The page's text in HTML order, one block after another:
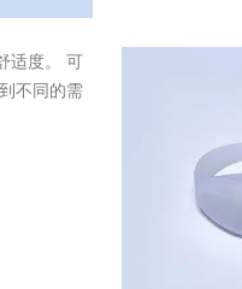
适度。 可
不同的需